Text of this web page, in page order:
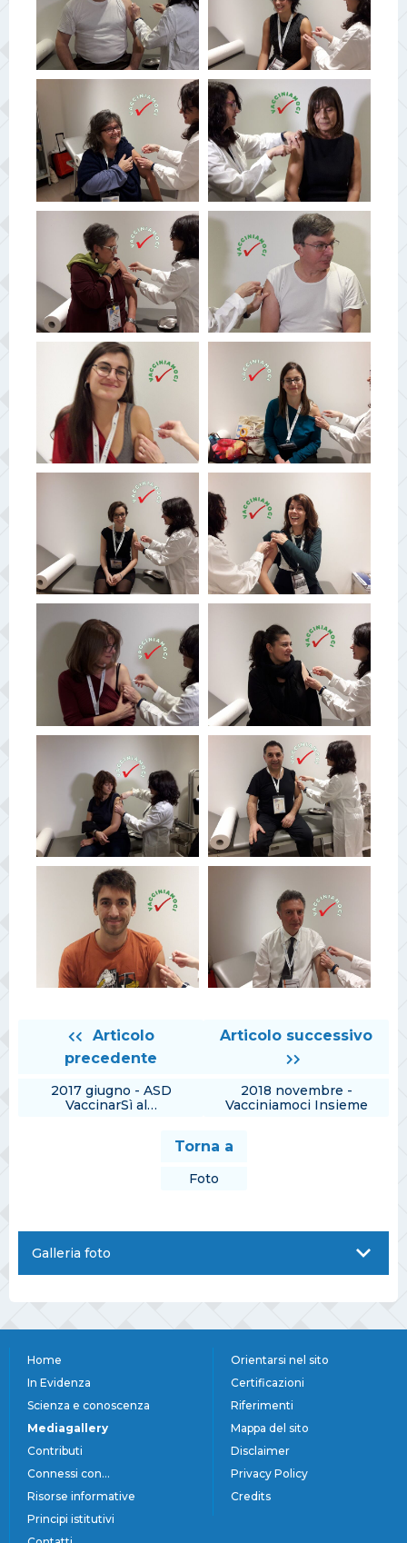
Articolo
precedente
2017 giugno - ASD
VaccinarSì al…
Articolo successivo
2018 novembre -
Vacciniamoci Insieme
Torna a
Foto
Galleria foto
Home
In Evidenza
Scienza e conoscenza
Mediagallery
Contributi
Connessi con...
Risorse informative
Principi istitutivi
Orientarsi nel sito
Certificazioni
Riferimenti
Mappa del sito
Disclaimer
Privacy Policy
Credits